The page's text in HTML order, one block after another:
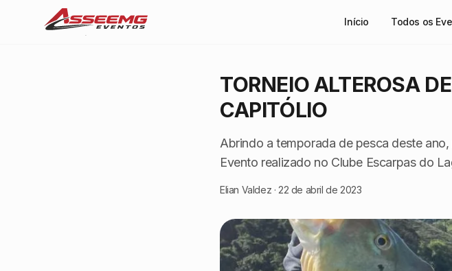
Início Todos os
TORNEIO ALTEROSA
CAPITÓLIO
Abrindo a temporada de pesca deste
Evento realizado no Clube Escarpas do
Elian Valdez · 22 de abril de 2023